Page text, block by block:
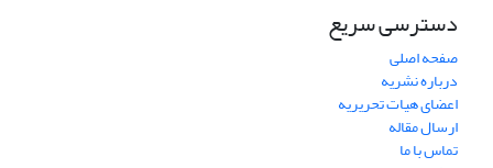
دسترسی سریع
صفحه اصلی
درباره نشریه
اعضای هیات تحریریه
ارسال مقاله
تماس با ما